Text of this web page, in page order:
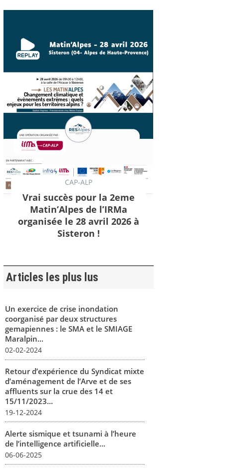
CAP-ALP
Vrai succès pour la 2eme
Matin’Alpes de l’IRMa
organisée le 28 avril 2026 à
Sisteron !
Articles les plus lus
Un exercice de crise inondation
coorganisé par deux structures
gemapiennes : le SMA et le SMIAGE
Maralpin...
02-02-2024
Retour d’expérience du Syndicat mixte
d’aménagement de l’Arve et de ses
affluents sur la crue des 14 et
15/11/2023...
19-12-2024
Alerte sismique et tsunami à l’heure
de l’intelligence artificielle...
06-06-2025